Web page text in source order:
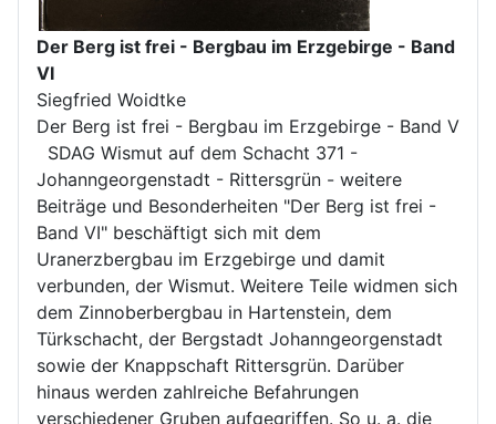
Der Berg ist frei - Bergbau im Erzgebirge - Band
VI
Siegfried Woidtke
Der Berg ist frei - Bergbau im Erzgebirge - Band V
SDAG Wismut auf dem Schacht 371 -
Johanngeorgenstadt - Rittersgrün - weitere
Beiträge und Besonderheiten "Der Berg ist frei -
Band VI" beschäftigt sich mit dem
Uranerzbergbau im Erzgebirge und damit
verbunden, der Wismut. Weitere Teile widmen sich
dem Zinnoberbergbau in Hartenstein, dem
Türkschacht, der Bergstadt Johanngeorgenstadt
sowie der Knappschaft Rittersgrün. Darüber
hinaus werden zahlreiche Befahrungen
verschiedener Gruben aufgegriffen. So u. a. die